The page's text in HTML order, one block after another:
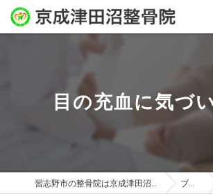
目の充血に気づ
習志野市の整骨院は京成津田沼整骨院 ブログ